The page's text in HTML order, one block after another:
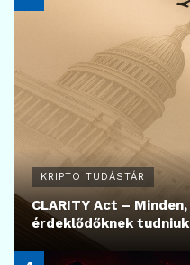
KRIPTO TUDÁSTÁR
CLARITY Act –
érdeklődőknek